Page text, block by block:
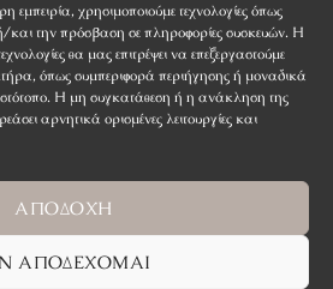
εμπειρία, χρησιμοποιούμε τεχνολογίες όπως
και την πρόσβαση σε πληροφορίες συσκευών. Η
θα μας επιτρέψει να επεξεργαστούμε
όπως συμπεριφορά περιήγησης ή μοναδικά
Η μη συγκατάθεση ή η ανάκληση της
αρνητικά ορισμένες λειτουργίες και
ΑΠΟΔΟΧΉ
ΑΠΟΔΈΧΟΜΑΙ